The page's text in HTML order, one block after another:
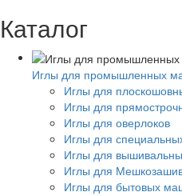
Каталог
Иглы для промышленных
Иглы для
Иглы для
Иглы для оверлоков
Иглы для
Иглы для
Иглы для
Иглы для бытовых